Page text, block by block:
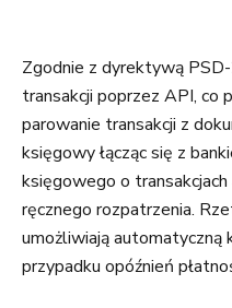
Zgodnie z dyrektywą
transakcji poprzez API, co
parowanie transakcji z
księgowy łącząc się z
księgowego o
ręcznego rozpatrzenia.
umożliwiają
przypadku opóźnień